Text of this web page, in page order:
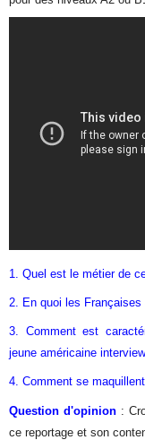
1. Quel est le métier de
2. En quoi les
3. Comment est
jeune américaine
4. Comment se
Question d'opinion :
ce reportage et son